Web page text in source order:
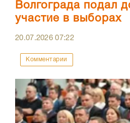
Волгограда подал
участие в выборах
20.07.202607:22
Комментарии